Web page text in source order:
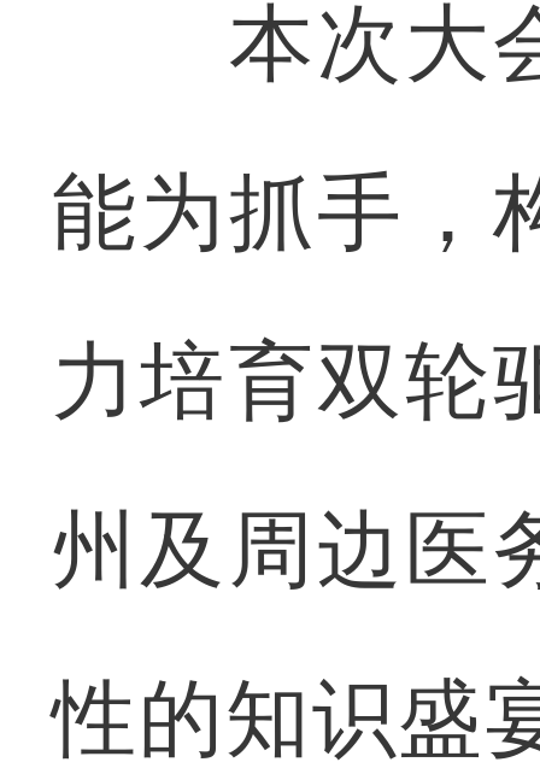
本次大会
能为抓手，
力培育双轮
州及周边医
性的知识盛